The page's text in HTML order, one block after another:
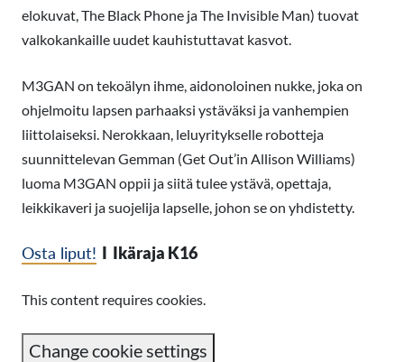
elokuvat, The Black Phone ja The Invisible Man) tuovat
valkokankaille uudet kauhistuttavat kasvot.
M3GAN on tekoälyn ihme, aidonoloinen nukke, joka on
ohjelmoitu lapsen parhaaksi ystäväksi ja vanhempien
liittolaiseksi. Nerokkaan, leluyritykselle robotteja
suunnittelevan Gemman (Get Out’in Allison Williams)
luoma M3GAN oppii ja siitä tulee ystävä, opettaja,
leikkikaveri ja suojelija lapselle, johon se on yhdistetty.
Osta liput! I Ikäraja K16
This content requires cookies.
Change cookie settings